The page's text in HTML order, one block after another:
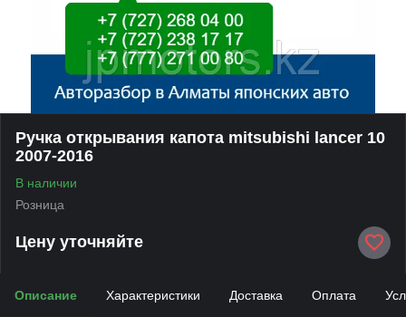
Ручка открывания капота mitsubishi lancer 10
2007-2016
В наличии
Розница
Цену уточняйте
Описание Характеристики Доставка Оплата